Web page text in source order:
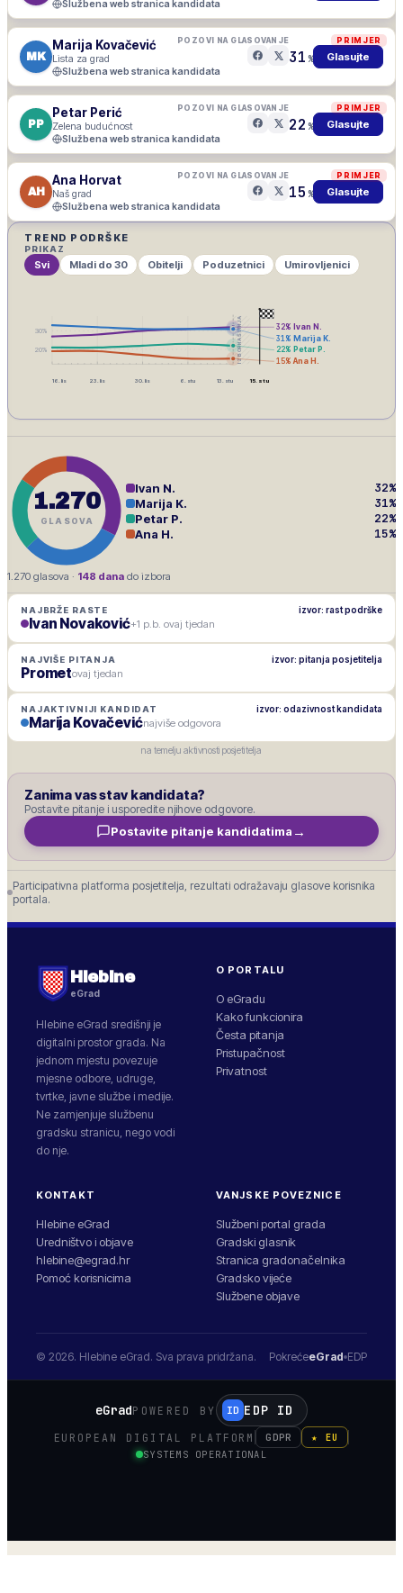
Službena web stranica kandidata
PRIMJER
MK
Marija Kovačević
Lista za grad
POZOVI NA GLASOVANJE
Službena web stranica kandidata
31 % Glasujte
PRIMJER
PP
Petar Perić
Zelena budućnost
POZOVI NA GLASOVANJE
Službena web stranica kandidata
22 % Glasujte
PRIMJER
AH
Ana Horvat
Naš grad
POZOVI NA GLASOVANJE
Službena web stranica kandidata
15 % Glasujte
TREND PODRŠKE
PRIKAZ
Svi Mladi do 30 Obitelji Poduzetnici Umirovljenici
IZBORNA ŠUTNJA
20%
30% 32% Ivan N.
31% Marija K.
22% Petar P.
15% Ana H.
16. lis 23. lis 30. lis 6. stu 13. stu 15. stu
1.270
GLASOVA
Ivan N. 32%
Marija K. 31%
Petar P. 22%
Ana H. 15%
1.270 glasova · 148 dana do izbora
NAJBRŽE RASTE izvor: rast podrške
Ivan Novaković+1 p.b. ovaj tjedan
NAJVIŠE PITANJA izvor: pitanja posjetitelja
Prometovaj tjedan
NAJAKTIVNIJI KANDIDAT izvor: odazivnost kandidata
Marija Kovačevićnajviše odgovora
na temelju aktivnosti posjetitelja
Zanima vas stav kandidata?
Postavite pitanje i usporedite njihove odgovore.
Postavite pitanje kandidatima →
Participativna platforma posjetitelja, rezultati odražavaju glasove korisnika
portala.
Hlebine
eGrad
Hlebine eGrad središnji je
digitalni prostor grada. Na
jednom mjestu povezuje
mjesne odbore, udruge,
tvrtke, javne službe i medije.
Ne zamjenjuje službenu
gradsku stranicu, nego vodi
do nje.
O PORTALU
O eGradu
Kako funkcionira
Česta pitanja
Pristupačnost
Privatnost
KONTAKT
Hlebine eGrad
Uredništvo i objave
hlebine@egrad.hr
Pomoć korisnicima
VANJSKE POVEZNICE
Službeni portal grada
Gradski glasnik
Stranica gradonačelnika
Gradsko vijeće
Službene objave
© 2026. Hlebine eGrad. Sva prava pridržana. PokrećeeGrad EDP
eGradPOWERED BY ID EDP ID
EUROPEAN DIGITAL PLATFORM GDPR
★ EU
SYSTEMS OPERATIONAL